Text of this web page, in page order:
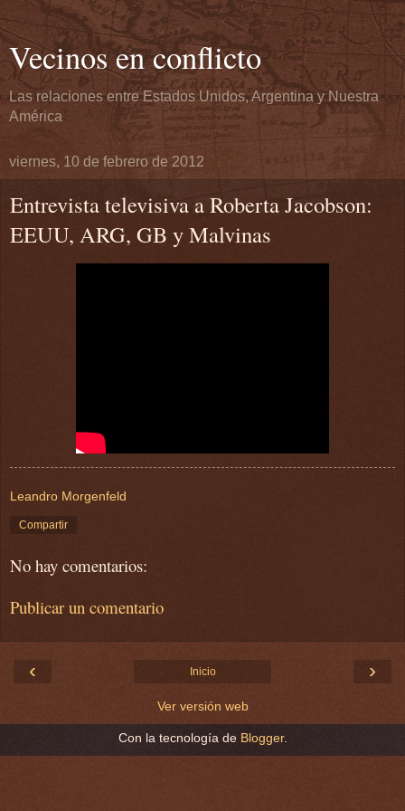
Vecinos en conflicto
Las relaciones entre Estados Unidos, Argentina y Nuestra
América
viernes, 10 de febrero de 2012
Entrevista televisiva a Roberta Jacobson:
EEUU, ARG, GB y Malvinas
Leandro Morgenfeld
Compartir
No hay comentarios:
Publicar un comentario
‹ ›
Inicio
Ver versión web
Con la tecnología de Blogger.